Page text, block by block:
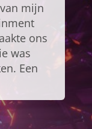
mijn
ons
was
Een